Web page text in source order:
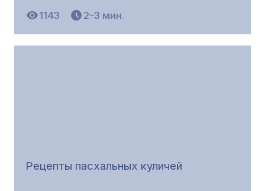
1143
2–3 мин.
Рецепты пасхальных куличей